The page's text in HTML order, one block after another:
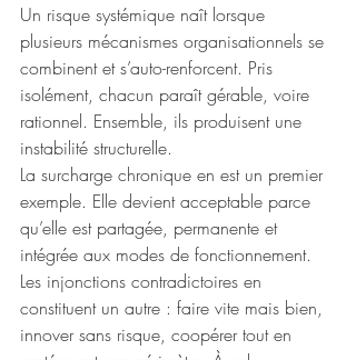
Un risque systémique naît lorsque
plusieurs mécanismes organisationnels se
combinent et s’auto-renforcent. Pris
isolément, chacun paraît gérable, voire
rationnel. Ensemble, ils produisent une
instabilité structurelle.
La surcharge chronique en est un premier
exemple. Elle devient acceptable parce
qu’elle est partagée, permanente et
intégrée aux modes de fonctionnement.
Les injonctions contradictoires en
constituent un autre : faire vite mais bien,
innover sans risque, coopérer tout en